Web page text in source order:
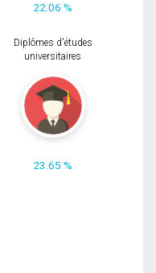
22.06 %
Diplômes d'études
universitaires
23.65 %